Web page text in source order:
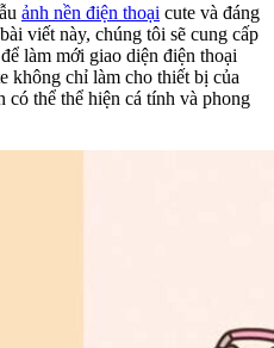
ảnh nền điện thoại cute và đáng
viết này, chúng tôi sẽ cung cấp
làm mới giao diện điện thoại
không chỉ làm cho thiết bị của
có thể thể hiện cá tính và phong